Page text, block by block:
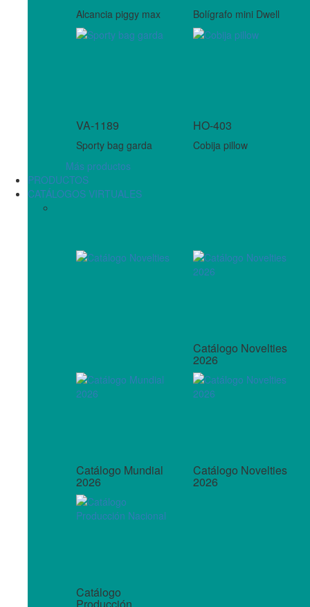
Alcancia piggy max Bolígrafo mini Dwell
VA-1189
Sporty bag garda
HO-403
Cobija pillow
Más productos
PRODUCTOS
CATÁLOGOS VIRTUALES
Catálogo Novelties
2026
Catálogo Mundial
2026
Catálogo Novelties
2026
Catálogo